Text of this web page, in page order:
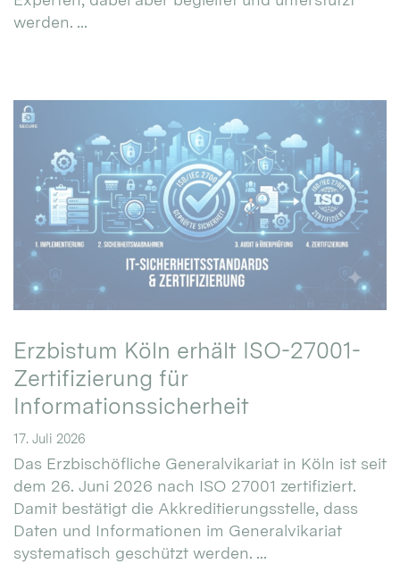
werden. ...
Erzbistum Köln erhält ISO-27001-
Zertifizierung für
Informationssicherheit
17. Juli 2026
Das Erzbischöfliche Generalvikariat in Köln ist seit
dem 26. Juni 2026 nach ISO 27001 zertifiziert.
Damit bestätigt die Akkreditierungsstelle, dass
Daten und Informationen im Generalvikariat
systematisch geschützt werden. ...